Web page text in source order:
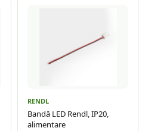
RENDL
Bandă LED Rendl, IP20,
alimentare